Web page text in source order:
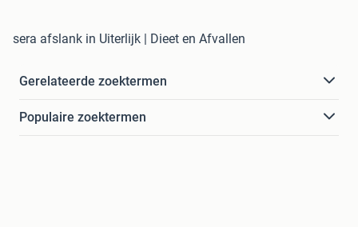
sera afslank in Uiterlijk | Dieet en Afvallen
Gerelateerde zoektermen
Populaire zoektermen